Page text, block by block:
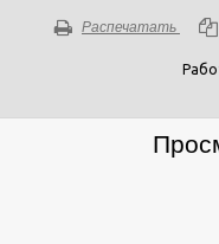
Распечатать